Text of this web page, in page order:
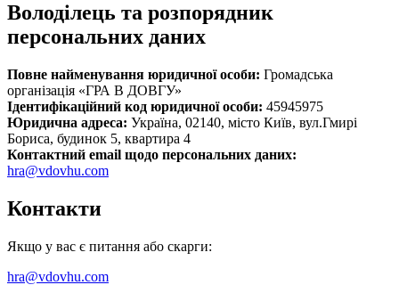
Володілець та розпорядник
персональних даних
Повне найменування юридичної особи: Громадська
організація «ГРА В ДОВГУ»
Ідентифікаційний код юридичної особи: 45945975
Юридична адреса: Україна, 02140, місто Київ, вул.Гмирі
Бориса, будинок 5, квартира 4
Контактний email щодо персональних даних:
hra@vdovhu.com
Контакти
Якщо у вас є питання або скарги:
hra@vdovhu.com